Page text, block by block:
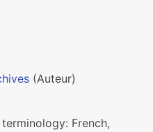
(Auteur)
French,